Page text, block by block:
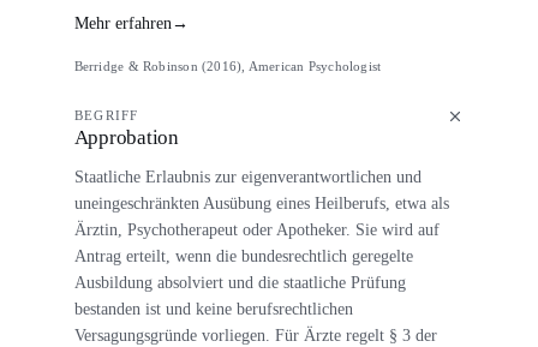
Mehr erfahren→
Berridge & Robinson (2016), American Psychologist
BEGRIFF
Approbation
Staatliche Erlaubnis zur eigenverantwortlichen und
uneingeschränkten Ausübung eines Heilberufs, etwa als
Ärztin, Psychotherapeut oder Apotheker. Sie wird auf
Antrag erteilt, wenn die bundesrechtlich geregelte
Ausbildung absolviert und die staatliche Prüfung
bestanden ist und keine berufsrechtlichen
Versagungsgründe vorliegen. Für Ärzte regelt § 3 der